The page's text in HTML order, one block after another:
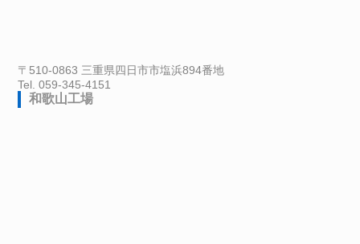
〒510-0863 三重県四日市市塩浜894番地
Tel. 059-345-4151
和歌山工場